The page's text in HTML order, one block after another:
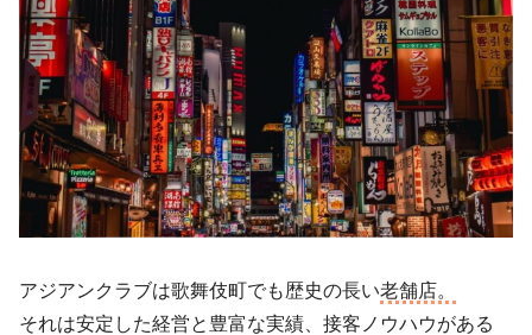
アジアンクラブは歌舞伎町でも歴史の長い老舗店。
それは安定した経営と豊富な実績、接客ノウハウがある